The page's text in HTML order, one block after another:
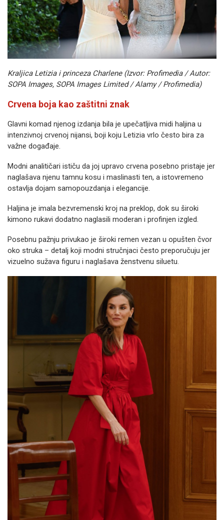
Kraljica Letizia i princeza Charlene (Izvor: Profimedia / Autor:
SOPA Images, SOPA Images Limited / Alamy / Profimedia)
Crvena boja kao zaštitni znak
Glavni komad njenog izdanja bila je upečatljiva midi haljina u
intenzivnoj crvenoj nijansi, boji koju Letizia vrlo često bira za
važne događaje.
Modni analitičari ističu da joj upravo crvena posebno pristaje jer
naglašava njenu tamnu kosu i maslinasti ten, a istovremeno
ostavlja dojam samopouzdanja i elegancije.
Haljina je imala bezvremenski kroj na preklop, dok su široki
kimono rukavi dodatno naglasili moderan i profinjen izgled.
Posebnu pažnju privukao je široki remen vezan u opušten čvor
oko struka – detalj koji modni stručnjaci često preporučuju jer
vizuelno sužava figuru i naglašava ženstvenu siluetu.